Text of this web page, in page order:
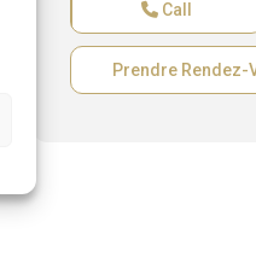
Call
Prendre Rendez-